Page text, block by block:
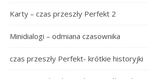
Karty – czas przeszły Perfekt 2
Minidialogi – odmiana czasownika
czas przeszły Perfekt- krótkie historyjki